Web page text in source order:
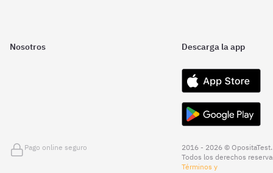
Nosotros Descarga la app
Pago online seguro
2016 - 2026 © OpositaTest.
Todos los derechos
Términos y